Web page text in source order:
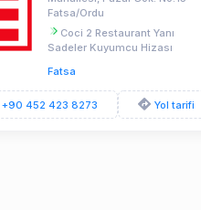
Fatsa/Ordu
Coci 2 Restaurant Yanı
Sadeler Kuyumcu Hizası
Fatsa
+90 452 423 8273 Yol tarifi